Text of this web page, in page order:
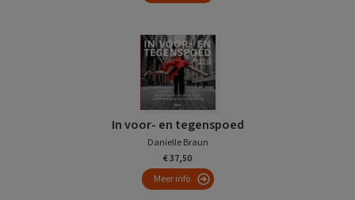
In voor- en tegenspoed
Danielle Braun
€ 37,50
Meer info